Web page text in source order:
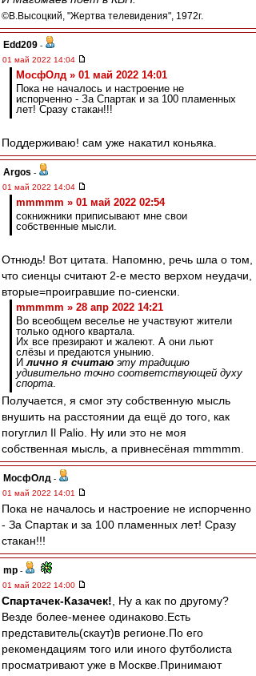
©В.Высоцкий, "Жертва телевидения", 1972г.
Edd209 -
01 май 2022 14:04
МосфОлд » 01 май 2022 14:01
Пока не началось и настроение не
испорченно - За Спартак и за 100 пламенных
лет! Сразу стакан!!!
Поддерживаю! сам уже накатил коньяка.
Argos -
01 май 2022 14:04
mmmmm » 01 май 2022 02:54
сокнижники приписывают мне свои
собственные мысли.
Отнюдь! Вот цитата. Напомню, речь шла о том,
что сиенцы считают 2-е место верхом неудачи,
вторые=проигравшие по-сиенски.
mmmmm » 28 апр 2022 14:21
Во всеобщем веселье не участвуют жители
только одного квартала.
Их все презирают и жалеют. А они льют
слёзы и предаются унынию.
Илично я считаю эту традицию
удивительно точно соответствующей духу
спорта.
Получается, я смог эту собственную мысль
внушить на расстоянии да ещё до того, как
погуглил Il Palio. Ну или это не моя
собственная мысль, а привнесёная mmmmm.
МосфОлд -
01 май 2022 14:01
Пока не началось и настроение не испорченно
- За Спартак и за 100 пламенных лет! Сразу
стакан!!!
mp -
01 май 2022 14:00
Спартачек-Казачек! , Ну а как по другому?
Везде более-менее одинаково.Есть
представитель(скаут)в регионе.По его
рекомендациям того или иного футболиста
просматривают уже в Москве.Принимают